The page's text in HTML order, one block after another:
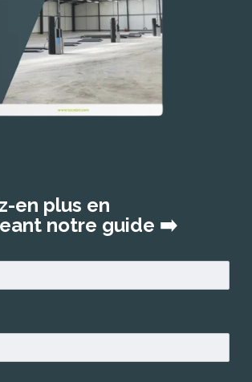
en plus en
notre guide ➡️